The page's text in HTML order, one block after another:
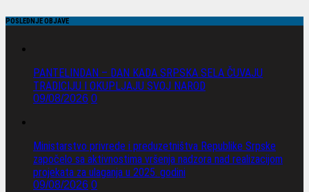
POSLEDNJE OBJAVE
PANTELINDAN – DAN KADA SRPSKA SELA ČUVAJU
TRADICIJU I OKUPLJAJU SVOJ NAROD
09/08/2026 0
Ministarstvo privrede i preduzetništva Republike Srpske
započelo sa aktivnostima vršenja nadzora nad realizacijom
projekata za ulaganja u 2025. godini
09/08/2026 0